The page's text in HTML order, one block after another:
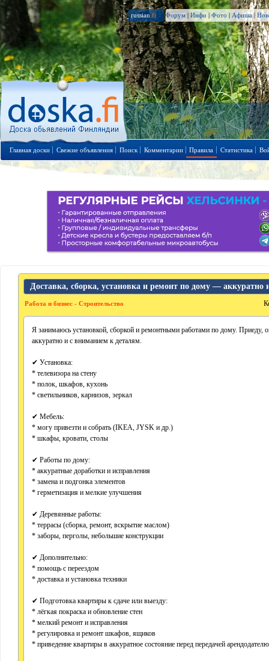
russian.fi Форум | Инфо | Фото | Афиша|
Главная доски Свежие объявления Поиск Комментарии Правила Статистика
Доставка, сборка, установка и ремонт по дому — аккуратно
Работа и бизнес - Строительство
Я занимаюсь установкой, сборкой и ремонтными работами по дому. Приеду,
аккуратно и с вниманием к деталям.
✔ Установка:
* телевизора на стену
* полок, шкафов, кухонь
* светильников, карнизов, зеркал
✔ Мебель:
* могу привезти и собрать (IKEA, JYSK и др.)
* шкафы, кровати, столы
✔ Работы по дому:
* аккуратные доработки и исправления
* замена и подгонка элементов
* герметизация и мелкие улучшения
✔ Деревянные работы:
* террасы (сборка, ремонт, вскрытие маслом)
* заборы, перголы, небольшие конструкции
✔ Дополнительно:
* помощь с переездом
* доставка и установка техники
✔ Подготовка квартиры к сдаче или выезду:
* лёгкая покраска и обновление стен
* мелкий ремонт и исправления
* регулировка и ремонт шкафов, ящиков
* приведение квартиры в аккуратное состояние перед передачей арендодателю